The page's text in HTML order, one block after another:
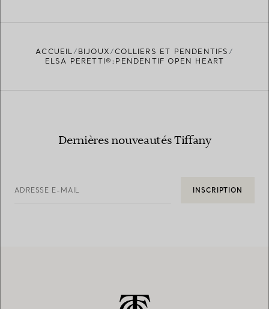
TROUVEZ LA BOUTIQUE LA PLUS PROCHE
ACCUEIL BIJOUX
COLLIERS ET PENDENTIFS
ELSA PERETTI®:PENDENTIF OPEN HEART
Dernières nouveautés Tiffany
ADRESSE E-MAIL INSCRIPTION